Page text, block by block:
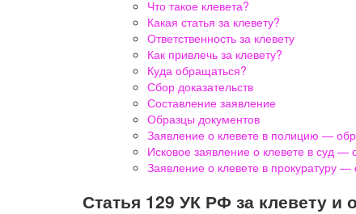
Что такое клевета?
Какая статья за клевету?
Ответственность за клевету
Как привлечь за клевету?
Куда обращаться?
Сбор доказательств
Составление заявление
Образцы документов
Заявление о клевете в полицию —
Исковое заявление о клевете в суд —
Заявление о клевете в прокуратуру —
Статья 129 УК РФ за клевету и